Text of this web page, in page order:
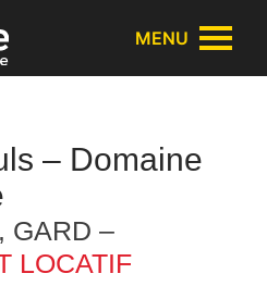
MENU
– Domaine
GARD –
LOCATIF